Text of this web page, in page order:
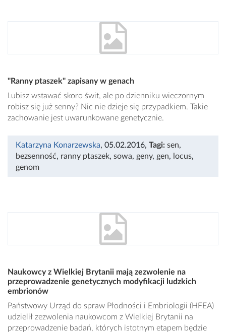
"Ranny ptaszek" zapisany w genach
Lubisz wstawać skoro świt, ale po dzienniku wieczornym
robisz się już senny? Nic nie dzieje się przypadkiem. Takie
zachowanie jest uwarunkowane genetycznie.
Katarzyna Konarzewska, 05.02.2016, Tagi: sen,
bezsenność, ranny ptaszek, sowa, geny, gen, locus,
genom
Naukowcy z Wielkiej Brytanii mają zezwolenie na
przeprowadzenie genetycznych modyfikacji ludzkich
embrionów
Państwowy Urząd do spraw Płodności i Embriologii (HFEA)
udzielił zezwolenia naukowcom z Wielkiej Brytanii na
przeprowadzenie badań, których istotnym etapem będzie